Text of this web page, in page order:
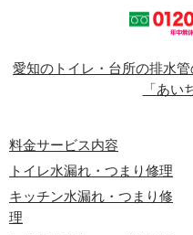
愛知のトイレ・台所の排水
「あい
料金サービス内容
トイレ水漏れ・つまり修理
キッチン水漏れ・つまり修
理